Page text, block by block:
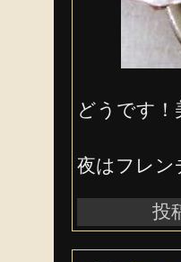
どうです！
夜はフレン
投